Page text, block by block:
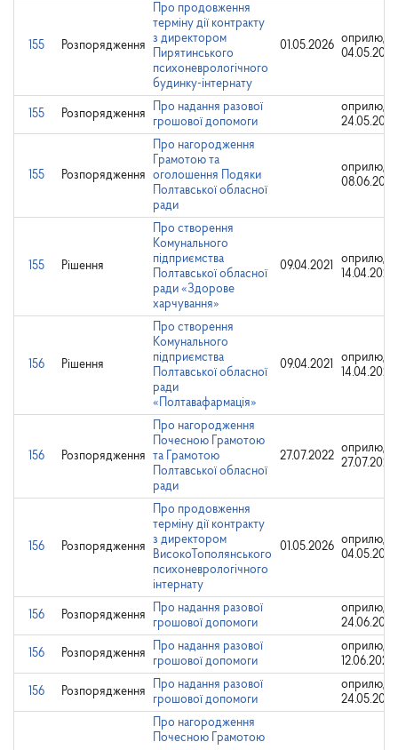
155 Розпорядження
Про продовження
терміну дії контракту
з директором
Пирятинського
психоневрологічного
будинку-інтернату
01.05.2026
04.05.2026
155 Розпорядження
Про надання разової
грошової допомоги
24.05.2024
155 Розпорядження
Про нагородження
Грамотою та
оголошення Подяки
Полтавської обласної
ради
08.06.2023
155 Рішення
Про створення
Комунального
підприємства
Полтавської обласної
ради «Здорове
харчування»
09.04.2021
14.04.2021
156 Рішення
Про створення
Комунального
підприємства
Полтавської обласної
ради
«Полтавафармація»
09.04.2021
14.04.2021
156 Розпорядження
Про нагородження
Почесною Грамотою
та Грамотою
Полтавської обласної
ради
27.07.2022
27.07.2022
156 Розпорядження
Про продовження
терміну дії контракту
з директором
ВисокоТополянського
психоневрологічного
інтернату
01.05.2026
04.05.2026
156 Розпорядження
Про надання разової
грошової допомоги
24.06.2025
156 Розпорядження
Про надання разової
грошової допомоги
12.06.2023
156 Розпорядження
Про надання разової
грошової допомоги
24.05.2024
Про нагородження
Почесною Грамотою